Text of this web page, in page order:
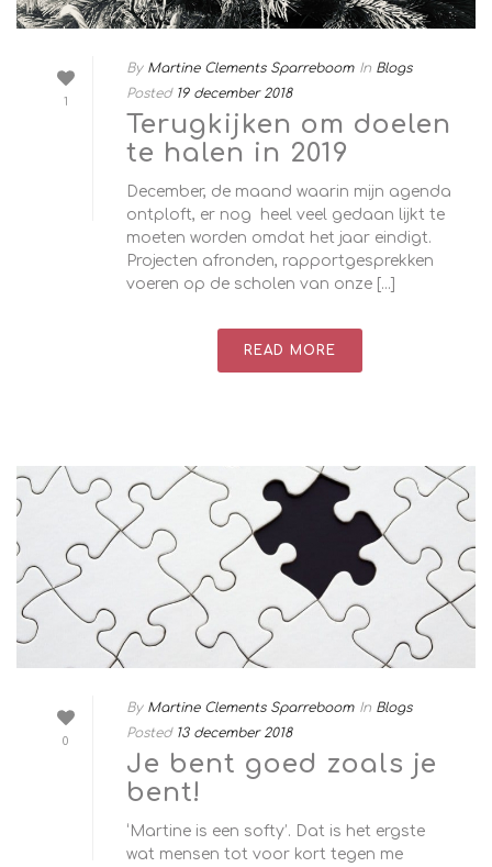
1
By Martine Clements Sparreboom In Blogs
Posted 19 december 2018
Terugkijken om doelen
te halen in 2019
December, de maand waarin mijn agenda
ontploft, er nog heel veel gedaan lijkt te
moeten worden omdat het jaar eindigt.
Projecten afronden, rapportgesprekken
voeren op de scholen van onze [...]
READ MORE
0
By Martine Clements Sparreboom In Blogs
Posted 13 december 2018
Je bent goed zoals je
bent!
‘Martine is een softy’. Dat is het ergste
wat mensen tot voor kort tegen me